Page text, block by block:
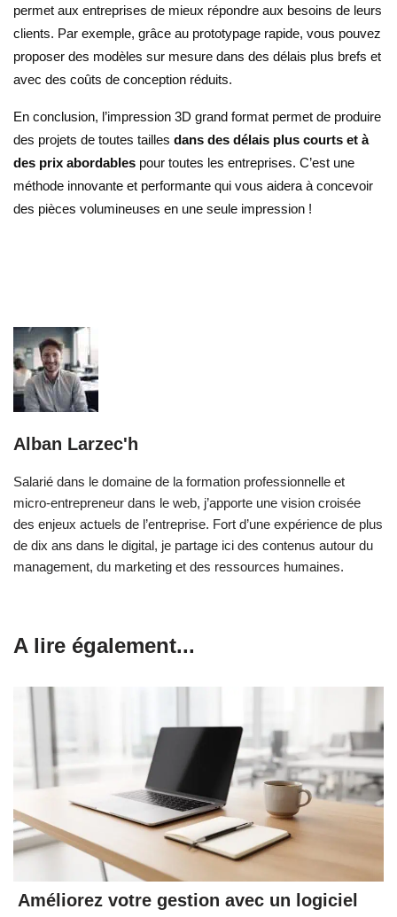
permet aux entreprises de mieux répondre aux besoins de leurs
clients. Par exemple, grâce au prototypage rapide, vous pouvez
proposer des modèles sur mesure dans des délais plus brefs et
avec des coûts de conception réduits.
En conclusion, l’impression 3D grand format permet de produire
des projets de toutes tailles dans des délais plus courts et à
des prix abordables pour toutes les entreprises. C’est une
méthode innovante et performante qui vous aidera à concevoir
des pièces volumineuses en une seule impression !
Alban Larzec'h
Salarié dans le domaine de la formation professionnelle et
micro-entrepreneur dans le web, j’apporte une vision croisée
des enjeux actuels de l’entreprise. Fort d’une expérience de plus
de dix ans dans le digital, je partage ici des contenus autour du
management, du marketing et des ressources humaines.
A lire également...
Améliorez votre gestion avec un logiciel